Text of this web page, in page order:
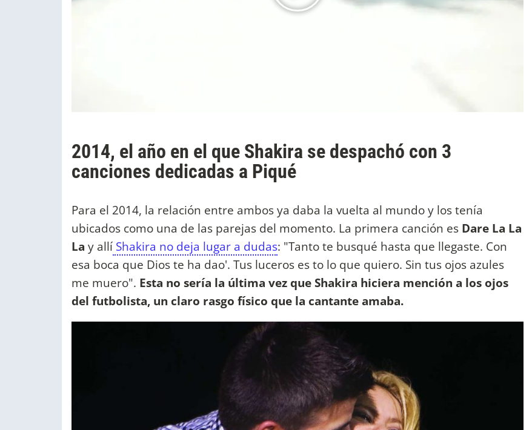
2014, el año en el que Shakira se despachó con 3
canciones dedicadas a Piqué
Para el 2014, la relación entre ambos ya daba la vuelta al mundo y los tenía
ubicados como una de las parejas del momento. La primera canción es Dare La La
La y allí Shakira no deja lugar a dudas: "Tanto te busqué hasta que llegaste. Con
esa boca que Dios te ha dao'. Tus luceros es to lo que quiero. Sin tus ojos azules
me muero". Esta no sería la última vez que Shakira hiciera mención a los ojos
del futbolista, un claro rasgo físico que la cantante amaba.